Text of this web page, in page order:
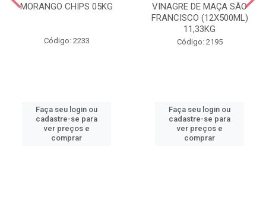
MORANGO CHIPS 05KG
Código: 2233
Faça seu login ou
cadastre-se para
ver preços e
comprar
VINAGRE DE MAÇA SÃO
FRANCISCO (12X500ML)
11,33KG
Código: 2195
Faça seu login ou
cadastre-se para
ver preços e
comprar